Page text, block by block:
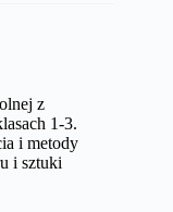
z
1-3.
i metody
i sztuki